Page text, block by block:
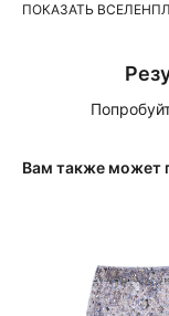
ПОКАЗАТЬ ВСЕЛЕН
Вам также может